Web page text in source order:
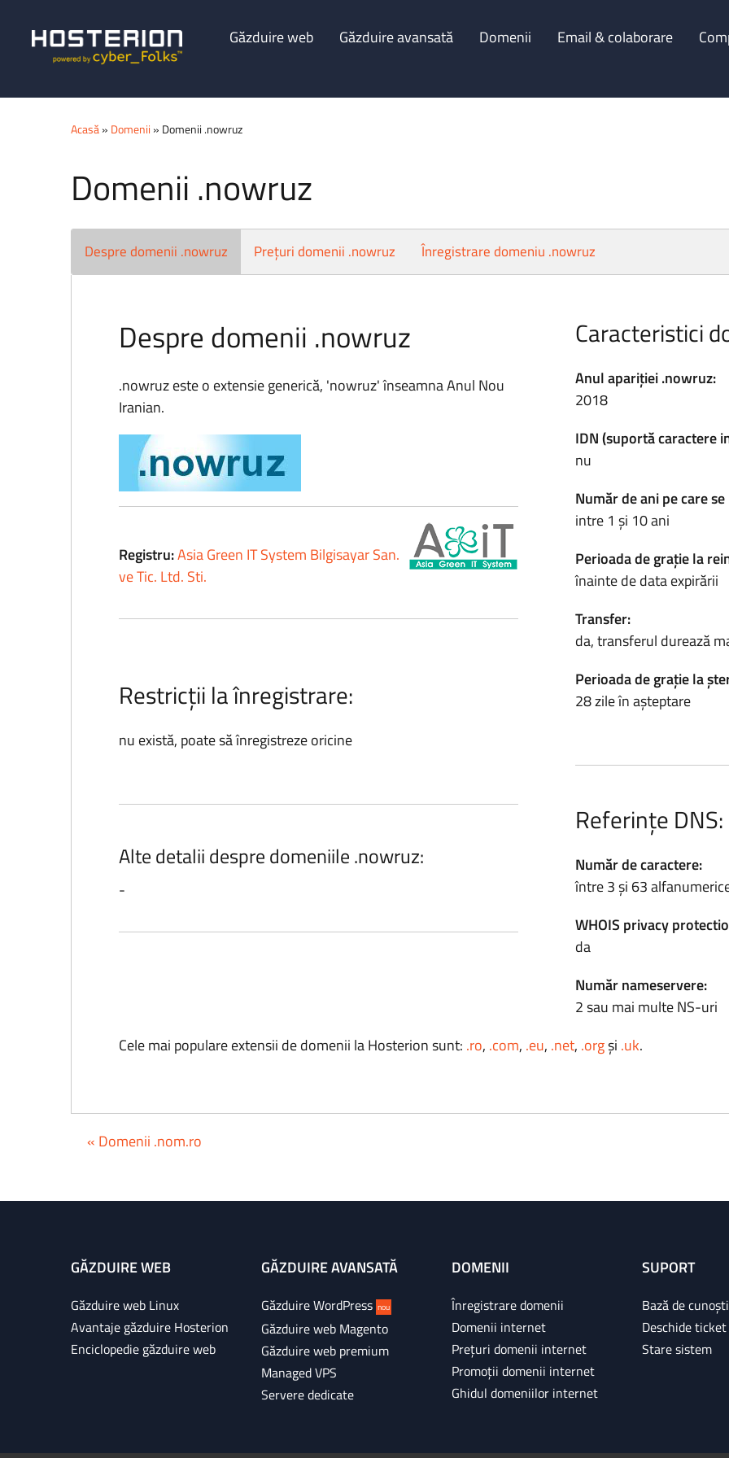
Găzduire web Găzduire avansată Domenii Email & colaborare
Acasă» Domenii » Domenii .nowruz
Domenii .nowruz
Despre domenii .nowruz Prețuri domenii .nowruz Înregistrare domeniu .nowruz
Despre domenii .nowruz
.nowruz este o extensie generică, 'nowruz' înseamna Anul Nou
Iranian.
Registru:Asia Green IT System Bilgisayar San.
ve Tic. Ltd. Sti.
Restricții la înregistrare:
nu există, poate să înregistreze oricine
Alte detalii despre domeniile .nowruz:
-
Caracteristici
Anul apariției .nowruz:
2018
IDN (suportă caractere
nu
Număr de ani pe care
intre 1 și 10 ani
Perioada de grație la
înainte de data expirării
Transfer:
da, transferul durează
Perioada de grație la
28 zile în așteptare
Referințe DNS:
Număr de caractere:
între 3 și 63
WHOIS privacy
da
Număr nameservere:
2 sau mai multe NS-uri
Cele mai populare extensii de domenii la Hosterion sunt: .ro, .com, .eu, .net, .orgși .uk.
« Domenii .nom.ro
GĂZDUIRE WEB
Găzduire web Linux
Avantaje găzduire Hosterion
Enciclopedie găzduire web
GĂZDUIRE AVANSATĂ
Găzduire WordPress nou
Găzduire web Magento
Găzduire web premium
Managed VPS
Servere dedicate
DOMENII
Înregistrare domenii
Domenii internet
Prețuri domenii internet
Promoții domenii internet
Ghidul domeniilor internet
SUPORT
Bază de
Deschide
Stare sistem